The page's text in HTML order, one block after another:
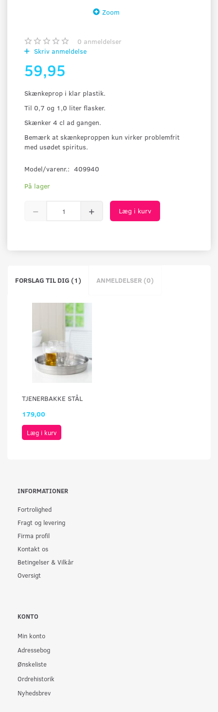
Zoom
0 anmeldelser
Skriv anmeldelse
59,95
Skænkeprop i klar plastik.
Til 0,7 og 1,0 liter flasker.
Skænker 4 cl ad gangen.
Bemærk at skænkeproppen kun virker problemfrit
med usødet spiritus.
Model/varenr.: 409940
På lager
Læg i kurv
FORSLAG TIL DIG (1) ANMELDELSER (0)
TJENERBAKKE STÅL
179,00
Læg i kurv
INFORMATIONER
Fortrolighed
Fragt og levering
Firma profil
Kontakt os
Betingelser & Vilkår
Oversigt
KONTO
Min konto
Adressebog
Ønskeliste
Ordrehistorik
Nyhedsbrev